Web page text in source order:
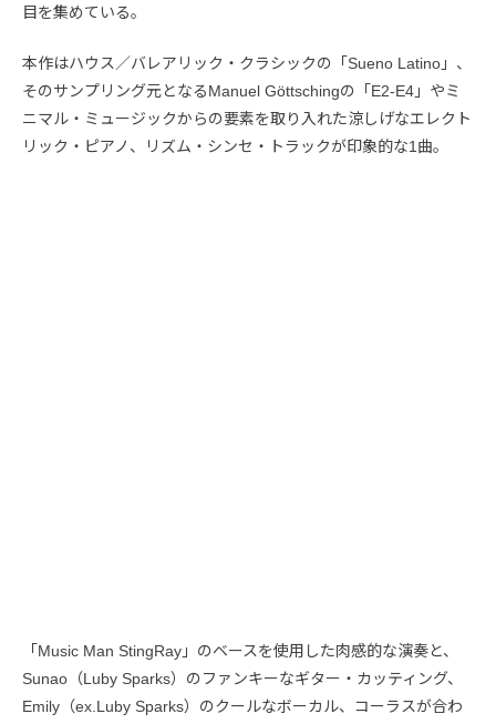
目を集めている。
本作はハウス／バレアリック・クラシックの「Sueno Latino」、
そのサンプリング元となるManuel Göttschingの「E2-E4」やミ
ニマル・ミュージックからの要素を取り入れた涼しげなエレクト
リック・ピアノ、リズム・シンセ・トラックが印象的な1曲。
「Music Man StingRay」のベースを使用した肉感的な演奏と、
Sunao（Luby Sparks）のファンキーなギター・カッティング、
Emily（ex.Luby Sparks）のクールなボーカル、コーラスが合わ